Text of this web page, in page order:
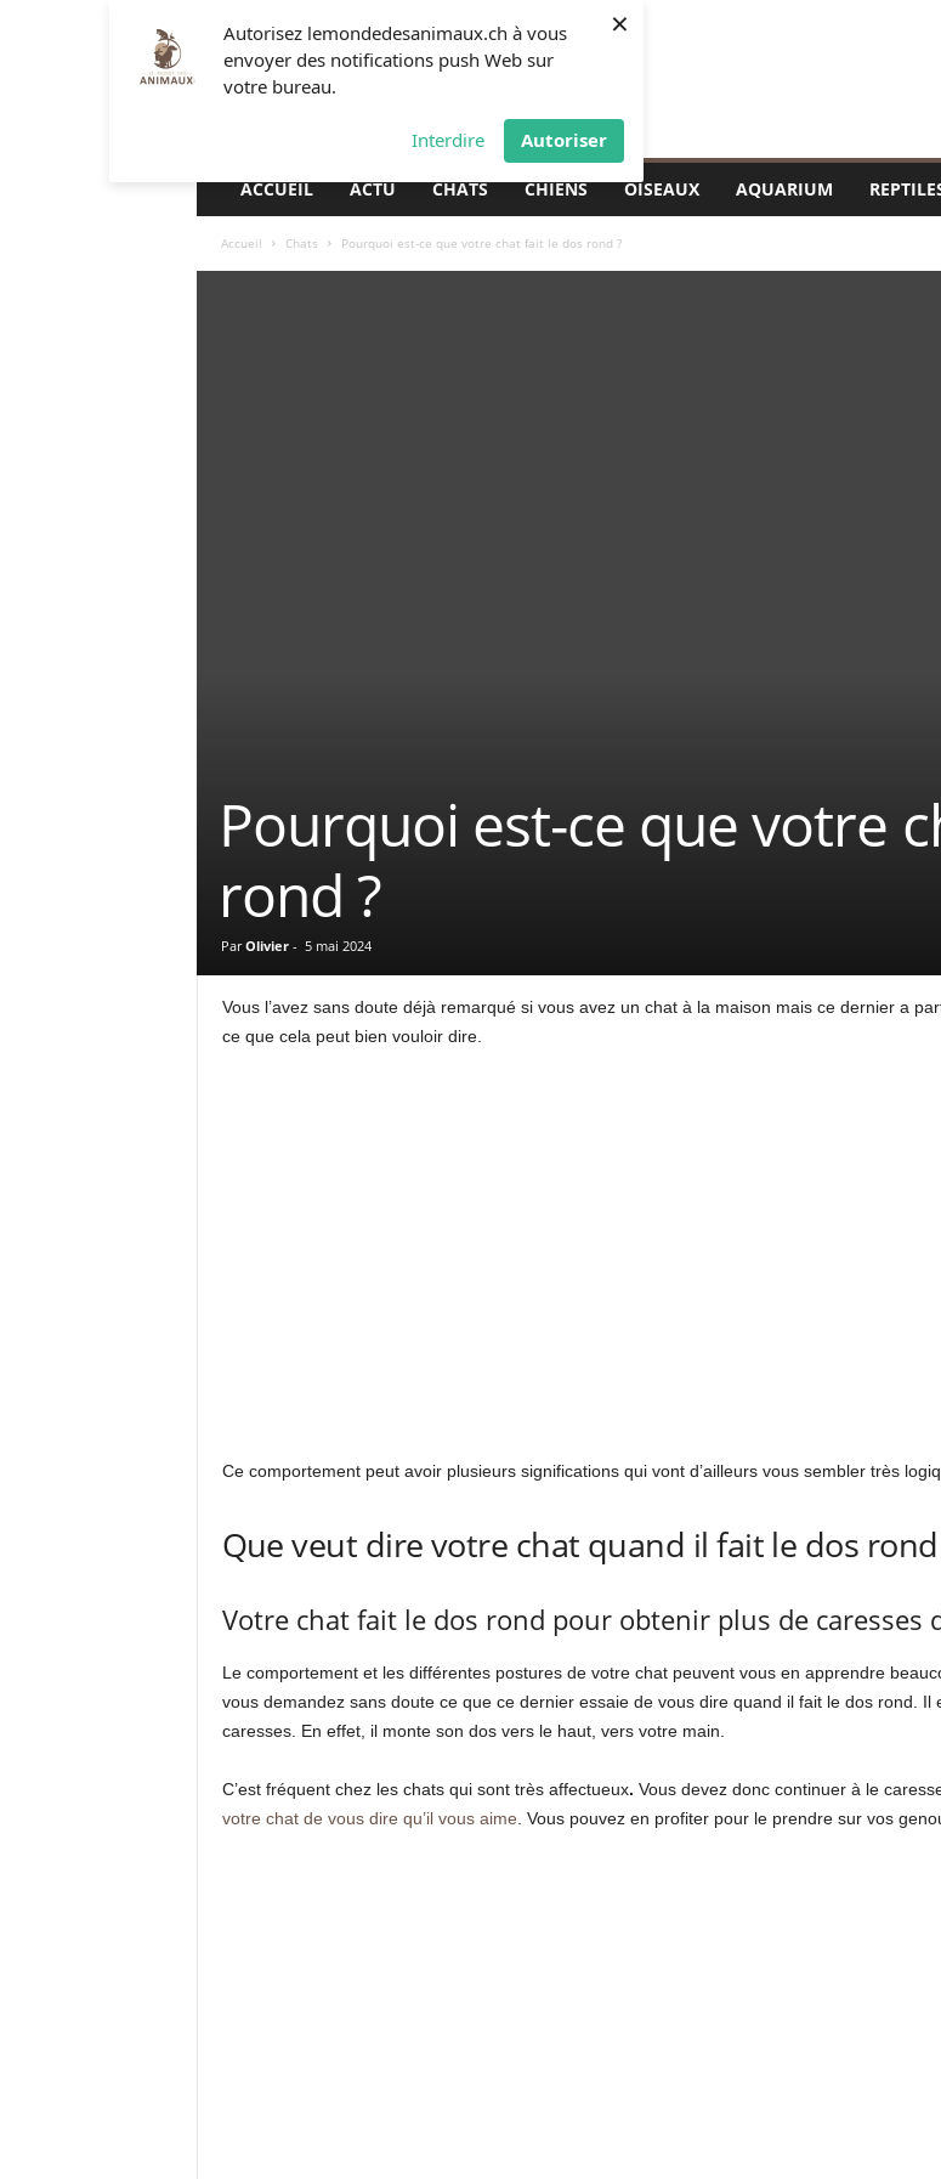
Autorisez lemondedesanimaux.ch à vous
envoyer des notifications push Web sur
votre bureau.
Interdire Autoriser
×
a
ACCUEIL ACTU CHATS CHIENS OISEAUX AQUARIUM
Accueil Chats Pourquoi est-ce que votre chat fait le dos rond ?
Pourquoi est-ce que votre
rond ?
Par Olivier - 5 mai 2024
Vous l’avez sans doute déjà remarqué si vous avez un chat à la maison mais ce dernier a
ce que cela peut bien vouloir dire.
Ce comportement peut avoir plusieurs significations qui vont d’ailleurs vous sembler très
Que veut dire votre chat quand il fait le dos
Votre chat fait le dos rond pour obtenir plus de caresses
Le comportement et les différentes postures de votre chat peuvent vous en apprendre
vous demandez sans doute ce que ce dernier essaie de vous dire quand il fait le dos rond.
caresses. En effet, il monte son dos vers le haut, vers votre main.
C’est fréquent chez les chats qui sont très affectueux. Vous devez donc continuer à le
votre chat de vous dire qu’il vous aime . Vous pouvez en profiter pour le prendre sur vos